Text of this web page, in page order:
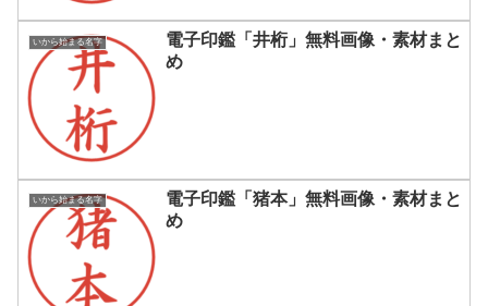
いから始まる名字
電子印鑑「井桁」無料画像・素材まと
め
いから始まる名字
電子印鑑「猪本」無料画像・素材まと
め